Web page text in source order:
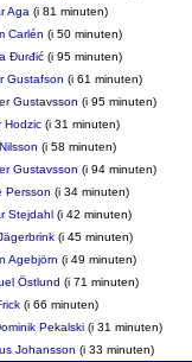
Aga (i 81 minuten)
Carlén (i 50 minuten)
Đurđić (i 95 minuten)
Gustafson (i 61 minuten)
Gustavsson (i 95 minuten)
Hodzic (i 31 minuten)
(i 58 minuten)
Gustavsson (i 94 minuten)
Persson (i 34 minuten)
Stejdahl (i 42 minuten)
(i 45 minuten)
Agebjörn (i 49 minuten)
Östlund (i 71 minuten)
(i 66 minuten)
Pekalski (i 31 minuten)
Johansson (i 33 minuten)